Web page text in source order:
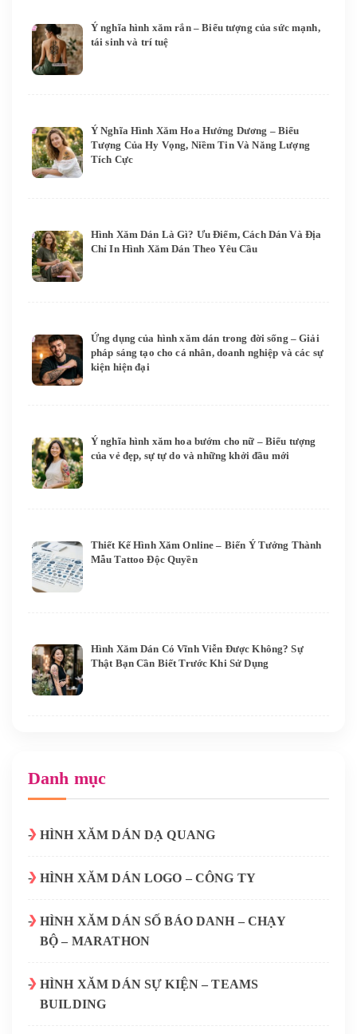
Ý nghĩa hình xăm rắn – Biểu tượng của sức mạnh,
tái sinh và trí tuệ
Ý Nghĩa Hình Xăm Hoa Hướng Dương – Biểu
Tượng Của Hy Vọng, Niềm Tin Và Năng Lượng
Tích Cực
Hình Xăm Dán Là Gì? Ưu Điểm, Cách Dán Và Địa
Chỉ In Hình Xăm Dán Theo Yêu Cầu
Ứng dụng của hình xăm dán trong đời sống – Giải
pháp sáng tạo cho cá nhân, doanh nghiệp và các sự
kiện hiện đại
Ý nghĩa hình xăm hoa bướm cho nữ – Biểu tượng
của vẻ đẹp, sự tự do và những khởi đầu mới
Thiết Kế Hình Xăm Online – Biến Ý Tưởng Thành
Mẫu Tattoo Độc Quyền
Hình Xăm Dán Có Vĩnh Viễn Được Không? Sự
Thật Bạn Cần Biết Trước Khi Sử Dụng
Danh mục
HÌNH XĂM DÁN DẠ QUANG
HÌNH XĂM DÁN LOGO – CÔNG TY
HÌNH XĂM DÁN SỐ BÁO DANH – CHẠY
BỘ – MARATHON
HÌNH XĂM DÁN SỰ KIỆN – TEAMS
BUILDING